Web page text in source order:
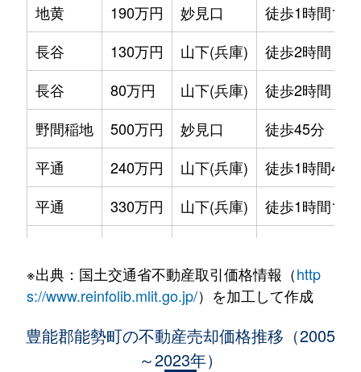
地黄
190万円 妙見口
徒歩1時間15分
長谷
130万円 山下(兵庫)
徒歩2時間
長谷
80万円 山下(兵庫)
徒歩2時間
野間稲地
500万円 妙見口
徒歩45分
平通
240万円 山下(兵庫)
徒歩1時間45分
平通
330万円 山下(兵庫)
徒歩1時間15分
※出典：国土交通省不動産取引価格情報（http
s://www.reinfolib.mlit.go.jp/）を加工して作成
豊能郡能勢町の不動産売却価格推移（2005
～2023年）